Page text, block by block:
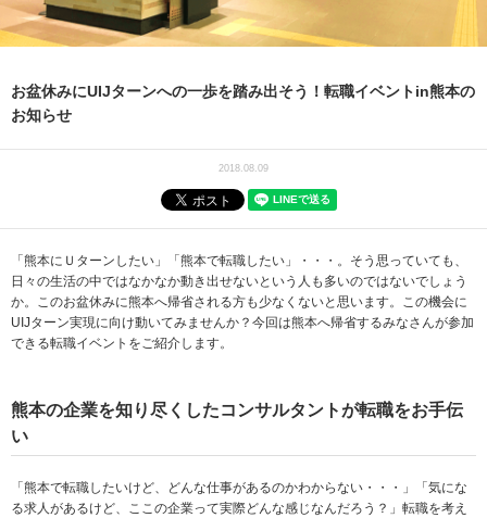
お盆休みにUIJターンへの一歩を踏み出そう！転職イベントin熊本の
お知らせ
2018.08.09
「熊本にＵターンしたい」「熊本で転職したい」・・・。そう思っていても、
日々の生活の中ではなかなか動き出せないという人も多いのではないでしょう
か。このお盆休みに熊本へ帰省される方も少なくないと思います。この機会に
UIJターン実現に向け動いてみませんか？今回は熊本へ帰省するみなさんが参加
できる転職イベントをご紹介します。
熊本の企業を知り尽くしたコンサルタントが転職をお手伝
い
「熊本で転職したいけど、どんな仕事があるのかわからない・・・」「気にな
る求人があるけど、ここの企業って実際どんな感じなんだろう？」転職を考え